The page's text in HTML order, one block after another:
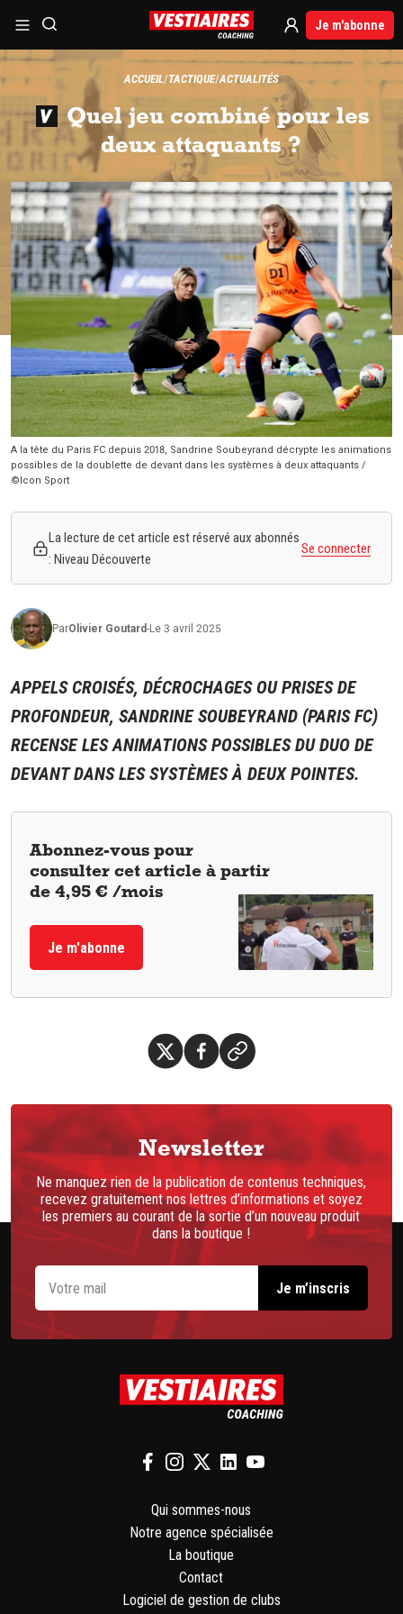
Je m'abonne
ACCUEIL TACTIQUE ACTUALITÉS
Quel jeu combiné pour les
deux attaquants ?
A la tête du Paris FC depuis 2018, Sandrine Soubeyrand décrypte les animations
possibles de la doublette de devant dans les systèmes à deux attaquants /
©Icon Sport
La lecture de cet article est réservé aux abonnés
: Niveau Découverte
Se connecter
ParOlivier Goutard-Le 3 avril 2025
APPELS CROISÉS, DÉCROCHAGES OU PRISES DE
PROFONDEUR, SANDRINE SOUBEYRAND (PARIS FC)
RECENSE LES ANIMATIONS POSSIBLES DU DUO DE
DEVANT DANS LES SYSTÈMES À DEUX POINTES.
Abonnez-vous pour
consulter cet article à partir
de 4,95 € /mois
Je m'abonne
Newsletter
Ne manquez rien de la publication de contenus techniques,
recevez gratuitement nos lettres d’informations et soyez
les premiers au courant de la sortie d’un nouveau produit
dans la boutique !
Qui sommes-nous
Notre agence spécialisée
La boutique
Contact
Logiciel de gestion de clubs